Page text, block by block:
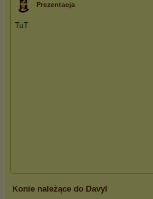
Prezentacja
Konie należące do Davyl